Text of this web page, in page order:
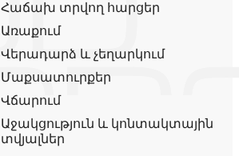
Հաճախ տրվող հարցեր
Առաքում
Վերադարձ և չեղարկում
Մաքսատուրքեր
Վճարում
Աջակցություն և կոնտակտային
տվյալներ